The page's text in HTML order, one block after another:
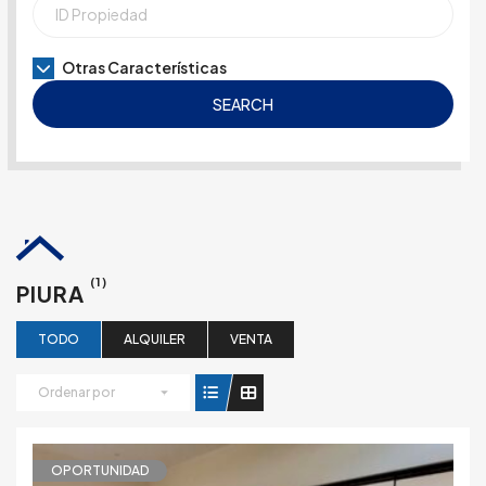
Otras Características
SEARCH
PIURA (1)
TODO ALQUILER VENTA
Ordenar por
OPORTUNIDAD